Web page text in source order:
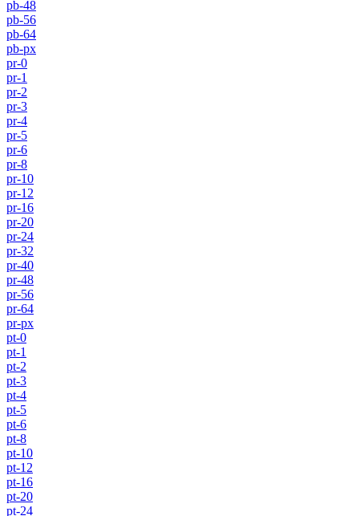
pb-48
pb-56
pb-64
pb-px
pr-0
pr-1
pr-2
pr-3
pr-4
pr-5
pr-6
pr-8
pr-10
pr-12
pr-16
pr-20
pr-24
pr-32
pr-40
pr-48
pr-56
pr-64
pr-px
pt-0
pt-1
pt-2
pt-3
pt-4
pt-5
pt-6
pt-8
pt-10
pt-12
pt-16
pt-20
pt-24